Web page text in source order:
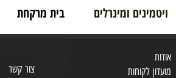
ויטמינים ומינרלים בית מרקחת
אודות
מועדון לקוחות
צור קשר